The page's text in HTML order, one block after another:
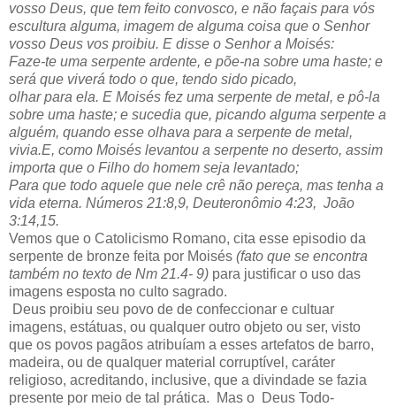
vosso Deus, que tem feito convosco, e não façais para vós
escultura alguma, imagem de alguma coisa que o Senhor
vosso Deus vos proibiu. E disse o Senhor a Moisés:
Faze-te uma serpente ardente, e põe-na sobre uma haste; e
será que viverá todo o que, tendo sido picado,
olhar para ela. E Moisés fez uma serpente de metal, e pô-la
sobre uma haste; e sucedia que, picando alguma serpente a
alguém, quando esse olhava para a serpente de metal,
vivia.E, como Moisés levantou a serpente no deserto, assim
importa que o Filho do homem seja levantado;
Para que todo aquele que nele crê não pereça, mas tenha a
vida eterna. Números 21:8,9, Deuteronômio 4:23, João
3:14,15.
Vemos que o Catolicismo Romano, cita esse episodio da
serpente de bronze feita por Moisés (fato que se encontra
também no texto de Nm 21.4- 9) para justificar o uso das
imagens esposta no culto sagrado.
Deus proibiu seu povo de de confeccionar e cultuar
imagens, estátuas, ou qualquer outro objeto ou ser, visto
que os povos pagãos atribuíam a esses artefatos de barro,
madeira, ou de qualquer material corruptível, caráter
religioso, acreditando, inclusive, que a divindade se fazia
presente por meio de tal prática. Mas o Deus Todo-